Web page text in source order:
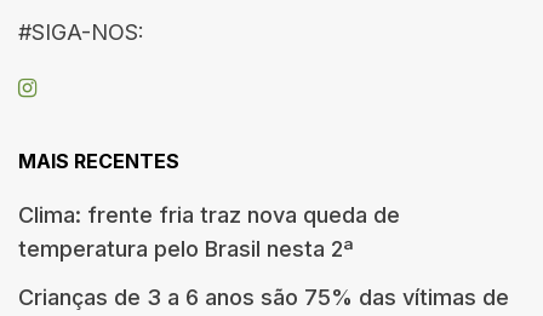
#SIGA-NOS:
MAIS RECENTES
Clima: frente fria traz nova queda de
temperatura pelo Brasil nesta 2ª
Crianças de 3 a 6 anos são 75% das vítimas de